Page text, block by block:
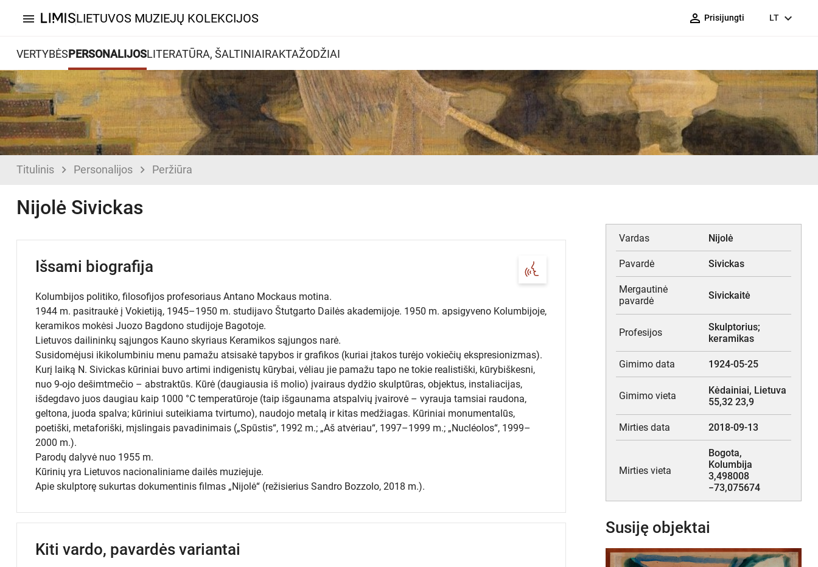
menu LIETUVOS MUZIEJŲ KOLEKCIJOS person_outline Prisijungti LT expand_more
VERTYBĖSPERSONALIJOSLITERATŪRA, ŠALTINIAIRAKTAŽODŽIAI
Titulinis Personalijos Peržiūra
Vardas Nijolė
Pavardė Sivickas
Mergautinė
pavardė
Sivickaitė
Profesijos Skulptorius;
keramikas
Gimimo data 1924-05-25
Gimimo vieta
Kėdainiai, Lietuva
55,32 23,9
Mirties data 2018-09-13
Mirties vieta
Bogota,
Kolumbija
3,498008
−73,075674
Susiję objektai
Nijolė Sivickas
Išsami biografija
Kolumbijos politiko, filosofijos profesoriaus Antano Mockaus motina.
1944 m. pasitraukė į Vokietiją, 1945–1950 m. studijavo Štutgarto Dailės akademijoje. 1950 m. apsigyveno Kolumbijoje,
keramikos mokėsi Juozo Bagdono studijoje Bagotoje.
Lietuvos dailininkų sąjungos Kauno skyriaus Keramikos sąjungos narė.
Susidomėjusi ikikolumbiniu menu pamažu atsisakė tapybos ir grafikos (kuriai įtakos turėjo vokiečių ekspresionizmas).
Kurį laiką N. Sivickas kūriniai buvo artimi indigenistų kūrybai, vėliau jie pamažu tapo ne tokie realistiški, kūrybiškesni,
nuo 9-ojo dešimtmečio – abstraktūs. Kūrė (daugiausia iš molio) įvairaus dydžio skulptūras, objektus, instaliacijas,
išdegdavo juos daugiau kaip 1000 °C temperatūroje (taip išgaunama atspalvių įvairovė – vyrauja tamsiai raudona,
geltona, juoda spalva; kūriniui suteikiama tvirtumo), naudojo metalą ir kitas medžiagas. Kūriniai monumentalūs,
poetiški, metaforiški, mįslingais pavadinimais („Spūstis“, 1992 m.; „Aš atvėriau“, 1997–1999 m.; „Nucléolos“, 1999–
2000 m.).
Parodų dalyvė nuo 1955 m.
Kūrinių yra Lietuvos nacionaliniame dailės muziejuje.
Apie skulptorę sukurtas dokumentinis filmas „Nijolė“ (režisierius Sandro Bozzolo, 2018 m.).
Kiti vardo, pavardės variantai